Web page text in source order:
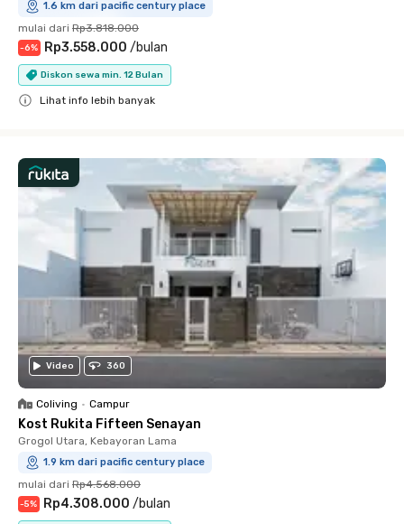
1.6 km dari pacific century place
mulai dari Rp3.818.000
-6% Rp3.558.000 /bulan
Diskon sewa min. 12 Bulan
Lihat info lebih banyak
Video 360
Coliving • Campur
Kost Rukita Fifteen Senayan
Grogol Utara, Kebayoran Lama
1.9 km dari pacific century place
mulai dari Rp4.568.000
-5% Rp4.308.000 /bulan